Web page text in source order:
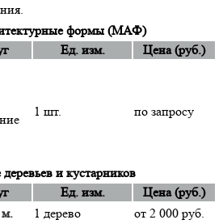
формы (МАФ)
Ед. изм.
Цена (руб.)
1 шт. по запросу
и кустарников
Ед. изм.
Цена (руб.)
м.
1 дерево
от 2 000 руб.